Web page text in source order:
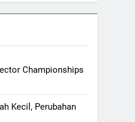
Championships
Kecil, Perubahan